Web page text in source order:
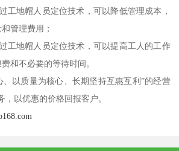
工地帽人员定位技术，可以降低管理成本，
管理费用；
工地帽人员定位技术，可以提高工人的工作
和不必要的等待时间。
以质量为核心、长期坚持互惠互利”的经营
，以优惠的价格回报客户。